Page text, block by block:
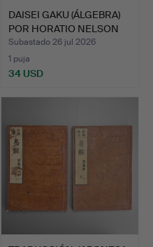
DAISEI GAKU (ÁLGEBRA)
POR HORATIO NELSON
R…
Subastado 26 jul 2026
1 puja
34 USD